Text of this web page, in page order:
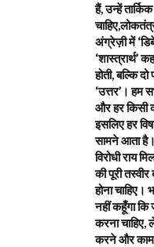
हैं, उन्हें
अंग्रेज़ी में
‘शास्त्रार्थ’
होती, बल्कि दो
‘उत्तर’। हम
और हर किसी
इसलिए हर
सामने आता
विरोधी राय
की पूरी
होना चाहिए।
नहीं कहूँगा कि
करना चाहिए,
करने और